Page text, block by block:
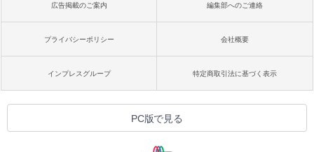
広告掲載のご案内 編集部へのご連絡
プライバシーポリシー 会社概要
インプレスグループ 特定商取引法に基づく表示
PC版で見る